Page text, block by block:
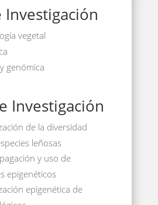
Investigación
vegetal
genómica
Investigación
de la diversidad
leñosas
y uso de
epigenéticos
epigenética de